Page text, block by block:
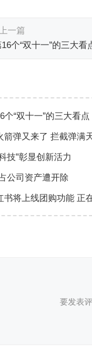
一篇
个“双十一”的三大看
“双十一”的三大看点
箭弹又来了 拦截弹满
技”彰显创新活力
公司资产遭开除
书将上线团购功能 正
要发表